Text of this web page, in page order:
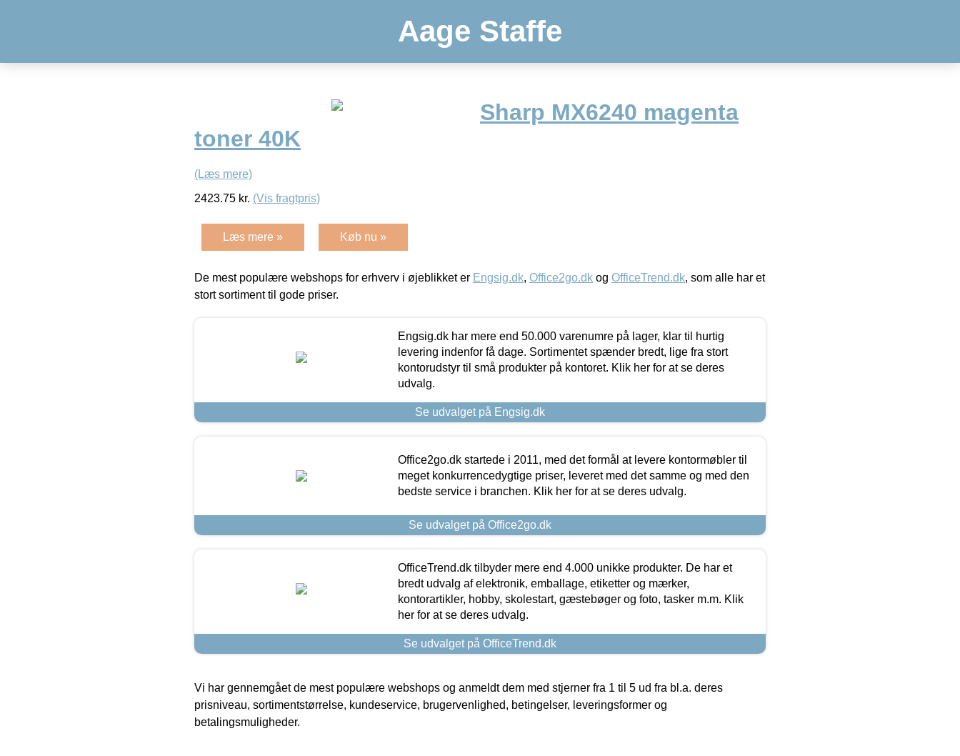
Aage Staffe
Sharp MX6240 magenta
toner 40K
(Læs mere)
2423.75 kr. (Vis fragtpris)
Læs mere » Køb nu »
De mest populære webshops for erhverv i øjeblikket er Engsig.dk, Office2go.dk og OfficeTrend.dk, som alle har et
stort sortiment til gode priser.
Engsig.dk har mere end 50.000 varenumre på lager, klar til hurtig
levering indenfor få dage. Sortimentet spænder bredt, lige fra stort
kontorudstyr til små produkter på kontoret. Klik her for at se deres
udvalg.
Se udvalget på Engsig.dk
Office2go.dk startede i 2011, med det formål at levere kontormøbler til
meget konkurrencedygtige priser, leveret med det samme og med den
bedste service i branchen. Klik her for at se deres udvalg.
Se udvalget på Office2go.dk
OfficeTrend.dk tilbyder mere end 4.000 unikke produkter. De har et
bredt udvalg af elektronik, emballage, etiketter og mærker,
kontorartikler, hobby, skolestart, gæstebøger og foto, tasker m.m. Klik
her for at se deres udvalg.
Se udvalget på OfficeTrend.dk
Vi har gennemgået de mest populære webshops og anmeldt dem med stjerner fra 1 til 5 ud fra bl.a. deres
prisniveau, sortimentstørrelse, kundeservice, brugervenlighed, betingelser, leveringsformer og
betalingsmuligheder.